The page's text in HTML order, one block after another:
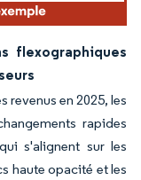
flexographiques
revenus en 2025, les
rapides
s'alignent sur les
haute opacité et les